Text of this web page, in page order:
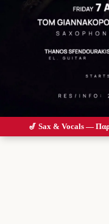
🎷 Sax & Vocals —